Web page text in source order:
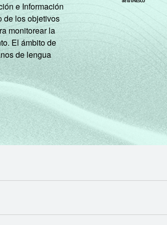
e Información
de los objetivos
monitorear la
El ámbito de
de lengua
ABA)ABA)
NOVA ABA)
NOVA ABA)
EM NOVA ABA)
(ABRE EM NOVA ABA)
NIC.BR (ABRE EM NOVA ABA)
(ABRE EM NOVA ABA)